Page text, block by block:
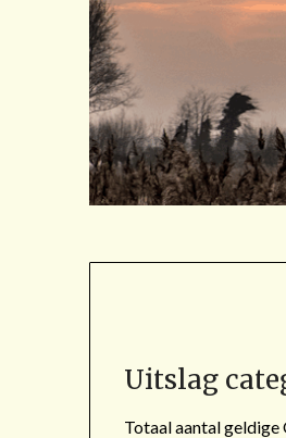
Uitslag
Totaal aantal geldige